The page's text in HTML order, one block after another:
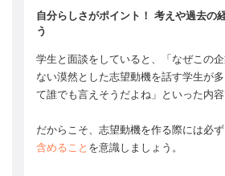
自分らしさがポイント！ 考えや過去の
う
学生と面談をしていると、「なぜこの
ない漠然とした志望動機を話す学生が
て誰でも言えそうだよね」といった内容
だからこそ、志望動機を作る際には必ず
含めること を意識しましょう。